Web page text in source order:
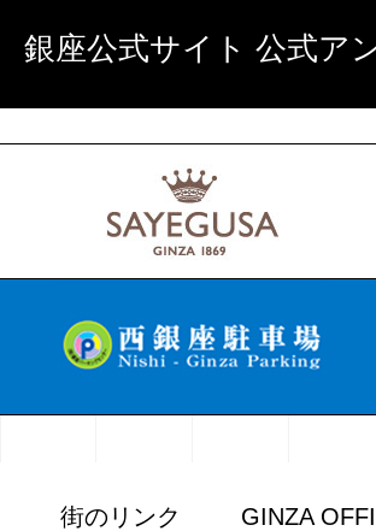
銀座公式サイト 公式ア
街のリンク
GINZA